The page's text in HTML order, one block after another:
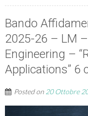
Bando
2025-26 – LM
Engineering –
Applications” 6
Posted on 20 Ottobre